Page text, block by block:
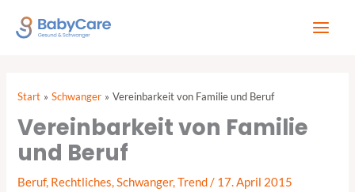
Inhalt
Start Schwanger Vereinbarkeit von Familie und Beruf
Vereinbarkeit von Familie
und Beruf
Beruf, Rechtliches,Schwanger,Trend/ 17. April 2015